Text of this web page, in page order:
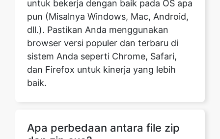
sistem Anda seperti Chrome, Safari,
dan Firefox untuk kinerja yang lebih
baik.
Apa perbedaan antara file zip
diarsipkan dari satu atau lebih file,